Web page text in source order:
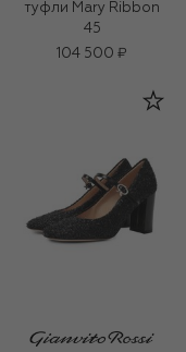
туфли Mary Ribbon
45
104 500 ₽